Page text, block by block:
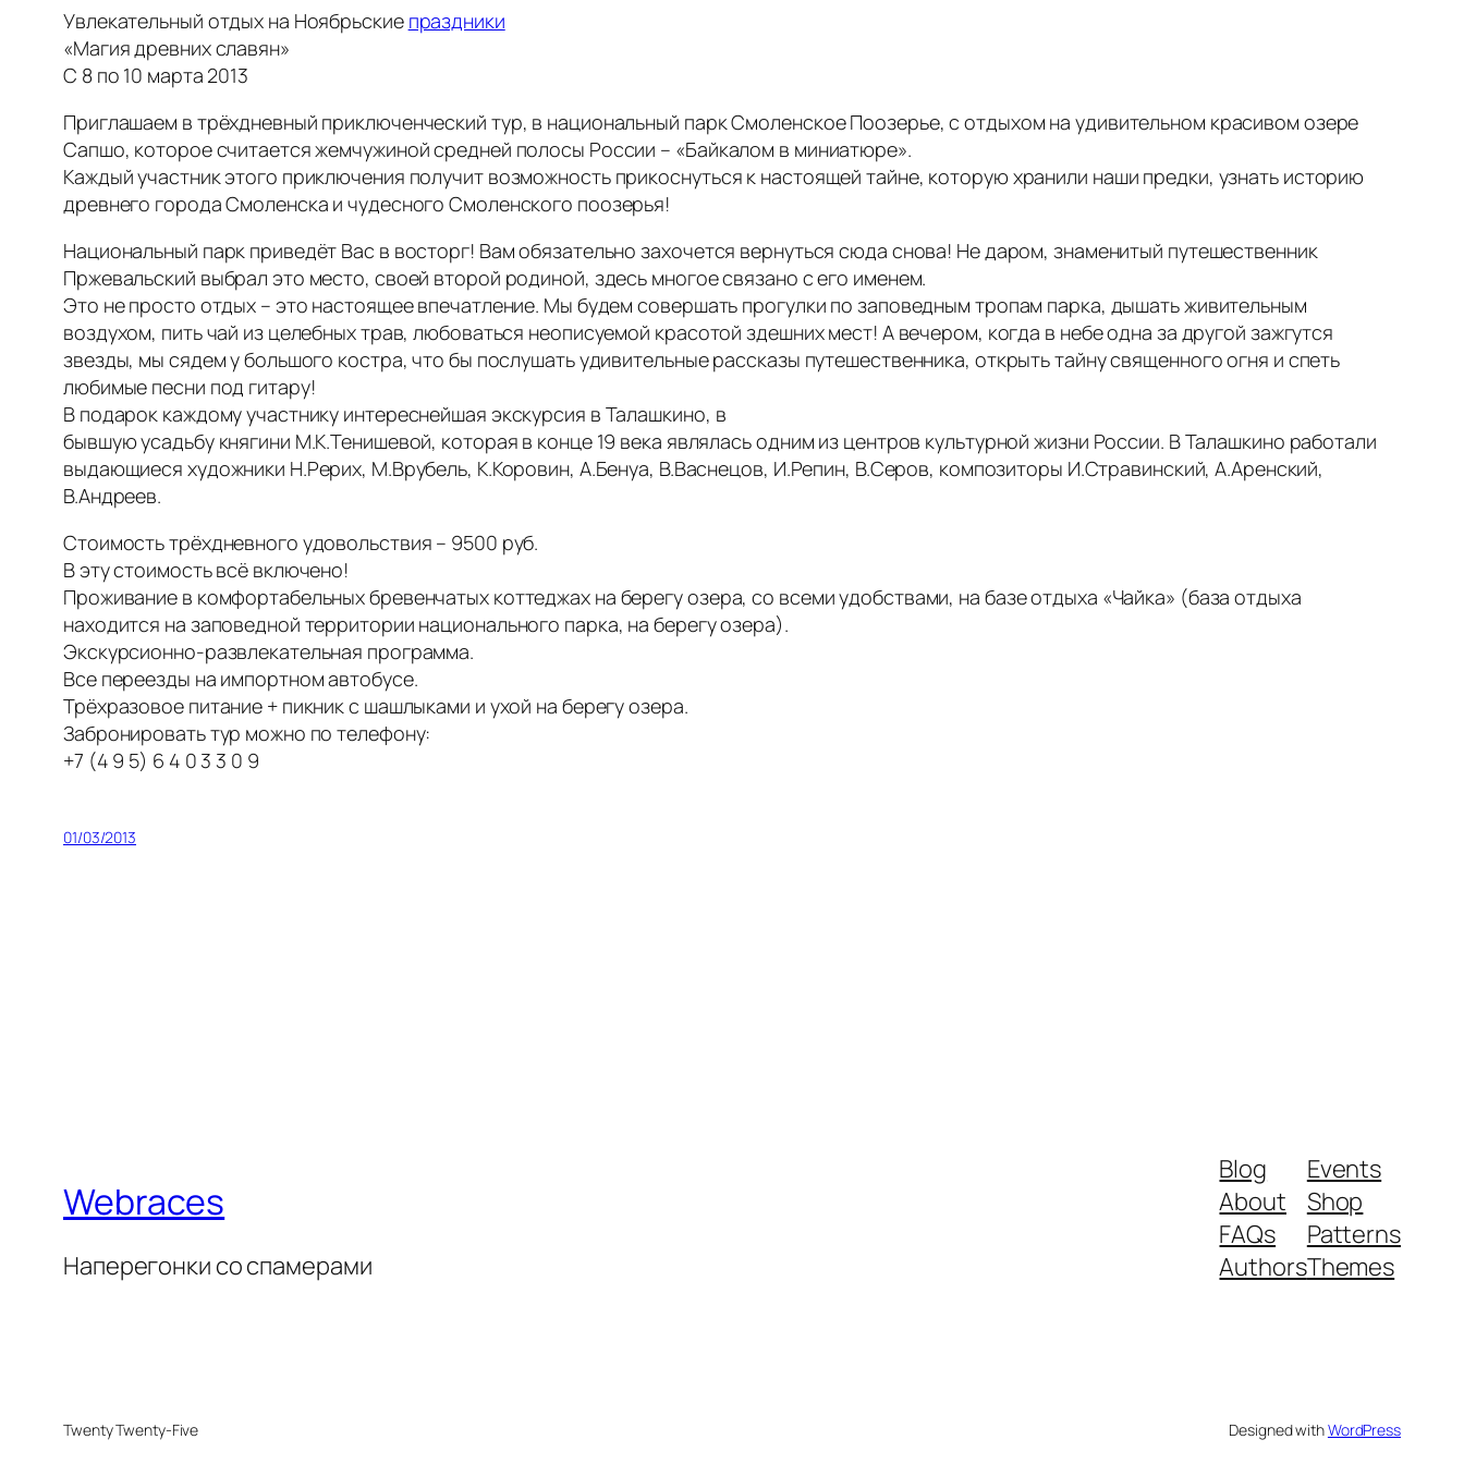
Увлекательный отдых на Ноябрьские праздники
«Магия древних славян»
С 8 по 10 марта 2013
Приглашаем в трёхдневный приключенческий тур, в национальный парк Смоленское Поозерье, с отдыхом на удивительном красивом озере
Сапшо, которое считается жемчужиной средней полосы России – «Байкалом в миниатюре».
Каждый участник этого приключения получит возможность прикоснуться к настоящей тайне, которую хранили наши предки, узнать историю
древнего города Смоленска и чудесного Смоленского поозерья!
Национальный парк приведёт Вас в восторг! Вам обязательно захочется вернуться сюда снова! Не даром, знаменитый путешественник
Пржевальский выбрал это место, своей второй родиной, здесь многое связано с его именем.
Это не просто отдых – это настоящее впечатление. Мы будем совершать прогулки по заповедным тропам парка, дышать живительным
воздухом, пить чай из целебных трав, любоваться неописуемой красотой здешних мест! А вечером, когда в небе одна за другой зажгутся
звезды, мы сядем у большого костра, что бы послушать удивительные рассказы путешественника, открыть тайну священного огня и спеть
любимые песни под гитару!
В подарок каждому участнику интереснейшая экскурсия в Талашкино, в
бывшую усадьбу княгини М.К.Тенишевой, которая в конце 19 века являлась одним из центров культурной жизни России. В Талашкино работали
выдающиеся художники Н.Рерих, М.Врубель, К.Коровин, А.Бенуа, В.Васнецов, И.Репин, В.Серов, композиторы И.Стравинский, А.Аренский,
В.Андреев.
Стоимость трёхдневного удовольствия – 9500 руб.
В эту стоимость всё включено!
Проживание в комфортабельных бревенчатых коттеджах на берегу озера, со всеми удобствами, на базе отдыха «Чайка» (база отдыха
находится на заповедной территории национального парка, на берегу озера).
Экскурсионно-развлекательная программа.
Все переезды на импортном автобусе.
Трёхразовое питание + пикник с шашлыками и ухой на берегу озера.
Забронировать тур можно по телефону:
+7 (4 9 5) 6 4 0 3 3 0 9
01/03/2013
Webraces
Наперегонки со спамерами
Blog
About
FAQs
Authors
Events
Shop
Patterns
Themes
Twenty Twenty-Five Designed withWordPress